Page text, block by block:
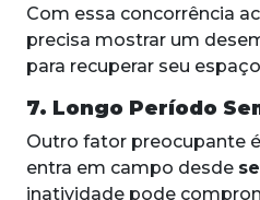
Com essa concorrência
precisa mostrar um
para recuperar seu
7. Longo Período
Outro fator preocupante
entra em campo desde
inatividade pode